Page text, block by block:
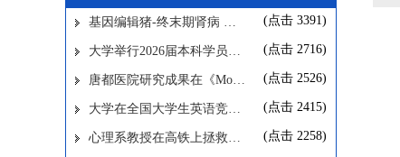
基因编辑猪-终末期肾病 … (点击 3391)
大学举行2026届本科学员… (点击 2716)
唐都医院研究成果在《Mo… (点击 2526)
大学在全国大学生英语竞… (点击 2415)
心理系教授在高铁上拯救… (点击 2258)